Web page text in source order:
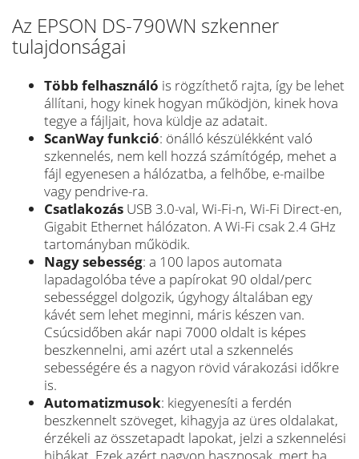
Az EPSON DS-790WN szkenner
tulajdonságai
Több felhasználó is rögzíthető rajta, így be lehet
állítani, hogy kinek hogyan működjön, kinek hova
tegye a fájljait, hova küldje az adatait.
ScanWay funkció: önálló készülékként való
szkennelés, nem kell hozzá számítógép, mehet a
fájl egyenesen a hálózatba, a felhőbe, e-mailbe
vagy pendrive-ra.
Csatlakozás USB 3.0-val, Wi-Fi-n, Wi-Fi Direct-en,
Gigabit Ethernet hálózaton. A Wi-Fi csak 2.4 GHz
tartományban működik.
Nagy sebesség: a 100 lapos automata
lapadagolóba téve a papírokat 90 oldal/perc
sebességgel dolgozik, úgyhogy általában egy
kávét sem lehet meginni, máris készen van.
Csúcsidőben akár napi 7000 oldalt is képes
beszkennelni, ami azért utal a szkennelés
sebességére és a nagyon rövid várakozási időkre
is.
Automatizmusok: kiegyenesíti a ferdén
beszkennelt szöveget, kihagyja az üres oldalakat,
érzékeli az összetapadt lapokat, jelzi a szkennelési
hibákat. Ezek azért nagyon hasznosak, mert ha